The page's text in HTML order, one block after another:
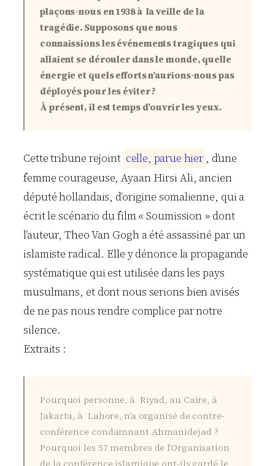
plaçons-nous en 1938 à la veille de la
tragédie. Supposons que nous
connaissions les événements tragiques qui
allaient se dérouler dans le monde, quelle
énergie et quels efforts n’aurions-nous pas
déployés pour les éviter ?
À présent, il est temps d’ouvrir les yeux.
Cette tribune rejoint celle, parue hier , d’une
femme courageuse, Ayaan Hirsi Ali, ancien
député hollandais, d’origine somalienne, qui a
écrit le scénario du film « Soumission » dont
l’auteur, Theo Van Gogh a été assassiné par un
islamiste radical. Elle y dénonce la propagande
systématique qui est utilisée dans les pays
musulmans, et dont nous serions bien avisés
de ne pas nous rendre complice par notre
silence.
Extraits :
Pourquoi personne, à Riyad, au Caire, à
Jakarta, à Lahore, n’a organisé de contre-
conférence condamnant Ahmanidejad ?
Pourquoi les 57 membres de l’Organisation
de la conférence islamique ont-ils gardé le